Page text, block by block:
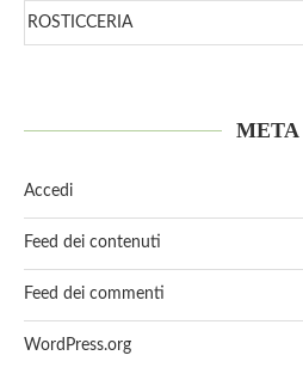
META
Accedi
Feed dei contenuti
Feed dei commenti
WordPress.org